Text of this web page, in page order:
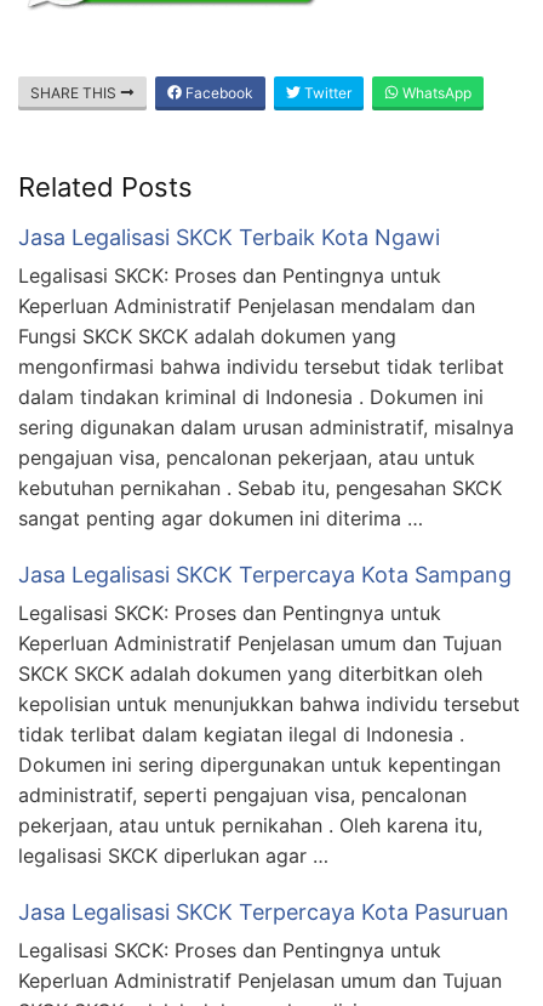
SHARE THIS Facebook Twitter WhatsApp
Related Posts
Jasa Legalisasi SKCK Terbaik Kota Ngawi
Legalisasi SKCK: Proses dan Pentingnya untuk
Keperluan Administratif Penjelasan mendalam dan
Fungsi SKCK SKCK adalah dokumen yang
mengonfirmasi bahwa individu tersebut tidak terlibat
dalam tindakan kriminal di Indonesia . Dokumen ini
sering digunakan dalam urusan administratif, misalnya
pengajuan visa, pencalonan pekerjaan, atau untuk
kebutuhan pernikahan . Sebab itu, pengesahan SKCK
sangat penting agar dokumen ini diterima …
Jasa Legalisasi SKCK Terpercaya Kota Sampang
Legalisasi SKCK: Proses dan Pentingnya untuk
Keperluan Administratif Penjelasan umum dan Tujuan
SKCK SKCK adalah dokumen yang diterbitkan oleh
kepolisian untuk menunjukkan bahwa individu tersebut
tidak terlibat dalam kegiatan ilegal di Indonesia .
Dokumen ini sering dipergunakan untuk kepentingan
administratif, seperti pengajuan visa, pencalonan
pekerjaan, atau untuk pernikahan . Oleh karena itu,
legalisasi SKCK diperlukan agar …
Jasa Legalisasi SKCK Terpercaya Kota Pasuruan
Legalisasi SKCK: Proses dan Pentingnya untuk
Keperluan Administratif Penjelasan umum dan Tujuan